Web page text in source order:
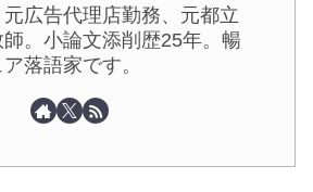
広告代理店勤務、元都立
。小論文添削歴25年。暢
落語家です。